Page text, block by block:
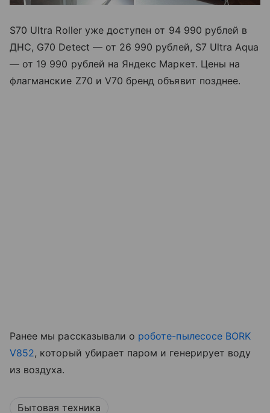
S70 Ultra Roller уже доступен от 94 990 рублей в
ДНС, G70 Detect — от 26 990 рублей, S7 Ultra Aqua
— от 19 990 рублей на Яндекс Маркет. Цены на
флагманские Z70 и V70 бренд объявит позднее.
Ранее мы рассказывали о роботе-пылесосе BORK
V852, который убирает паром и генерирует воду
из воздуха.
Бытовая техника